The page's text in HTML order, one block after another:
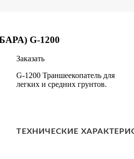
G-1200
Заказать
G-1200 Траншеекопатель для
легких и средних грунтов.
ТЕХНИЧЕСКИЕ